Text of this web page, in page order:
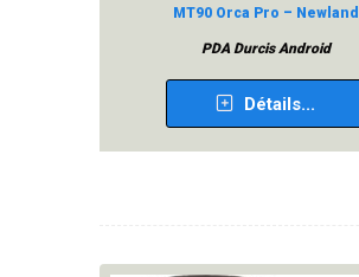
MT90 Orca Pro – Newland
PDA Durcis Android
Détails...